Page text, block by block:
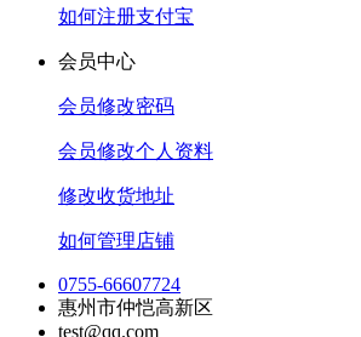
如何注册支付宝
会员中心
会员修改密码
会员修改个人资料
修改收货地址
如何管理店铺
0755-66607724
惠州市仲恺高新区
test@qq.com